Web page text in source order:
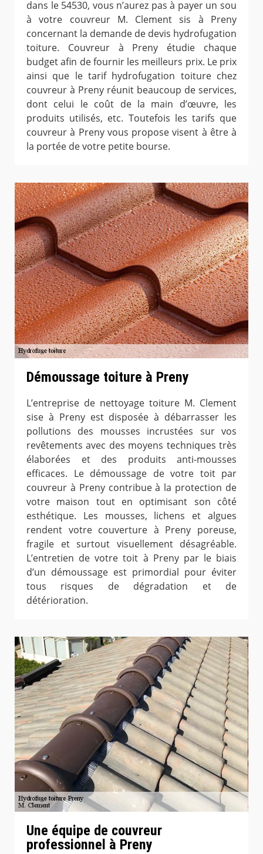
dans le 54530, vous n’aurez pas à payer un sou
à votre couvreur M. Clement sis à Preny
concernant la demande de devis hydrofugation
toiture. Couvreur à Preny étudie chaque
budget afin de fournir les meilleurs prix. Le prix
ainsi que le tarif hydrofugation toiture chez
couvreur à Preny réunit beaucoup de services,
dont celui le coût de la main d’œuvre, les
produits utilisés, etc. Toutefois les tarifs que
couvreur à Preny vous propose visent à être à
la portée de votre petite bourse.
Démoussage toiture à Preny
L’entreprise de nettoyage toiture M. Clement
sise à Preny est disposée à débarrasser les
pollutions des mousses incrustées sur vos
revêtements avec des moyens techniques très
élaborées et des produits anti-mousses
efficaces. Le démoussage de votre toit par
couvreur à Preny contribue à la protection de
votre maison tout en optimisant son côté
esthétique. Les mousses, lichens et algues
rendent votre couverture à Preny poreuse,
fragile et surtout visuellement désagréable.
L’entretien de votre toit à Preny par le biais
d’un démoussage est primordial pour éviter
tous risques de dégradation et de
détérioration.
Une équipe de couvreur
professionnel à Preny